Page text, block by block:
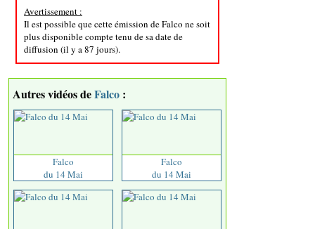
Avertissement :
Il est possible que cette émission de Falco ne soit
plus disponible compte tenu de sa date de
diffusion (il y a 87 jours).
Autres vidéos deFalco :
Falco
du 14 Mai
Falco
du 14 Mai